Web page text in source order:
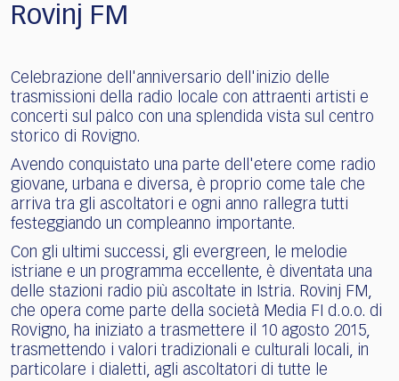
Rovinj FM
Celebrazione dell'anniversario dell'inizio delle
trasmissioni della radio locale con attraenti artisti e
concerti sul palco con una splendida vista sul centro
storico di Rovigno.
Avendo conquistato una parte dell'etere come radio
giovane, urbana e diversa, è proprio come tale che
arriva tra gli ascoltatori e ogni anno rallegra tutti
festeggiando un compleanno importante.
Con gli ultimi successi, gli evergreen, le melodie
istriane e un programma eccellente, è diventata una
delle stazioni radio più ascoltate in Istria. Rovinj FM,
che opera come parte della società Media FI d.o.o. di
Rovigno, ha iniziato a trasmettere il 10 agosto 2015,
trasmettendo i valori tradizionali e culturali locali, in
particolare i dialetti, agli ascoltatori di tutte le